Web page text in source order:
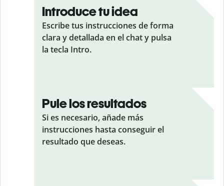
Introduce tu idea
Escribe tus instrucciones de forma
clara y detallada en el chat y pulsa
la tecla Intro.
Pule los resultados
Si es necesario, añade más
instrucciones hasta conseguir el
resultado que deseas.